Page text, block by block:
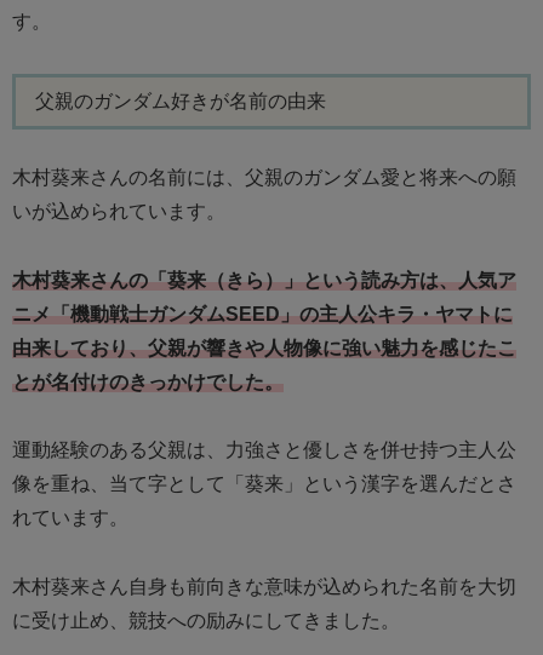
す。
父親のガンダム好きが名前の由来
木村葵来さんの名前には、父親のガンダム愛と将来への願
いが込められています。
木村葵来さんの「葵来（きら）」という読み方は、人気ア
ニメ「機動戦士ガンダムSEED」の主人公キラ・ヤマトに
由来しており、父親が響きや人物像に強い魅力を感じたこ
とが名付けのきっかけでした。
運動経験のある父親は、力強さと優しさを併せ持つ主人公
像を重ね、当て字として「葵来」という漢字を選んだとさ
れています。
木村葵来さん自身も前向きな意味が込められた名前を大切
に受け止め、競技への励みにしてきました。